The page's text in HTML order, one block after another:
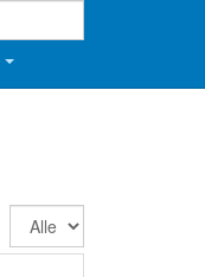
Vis
#